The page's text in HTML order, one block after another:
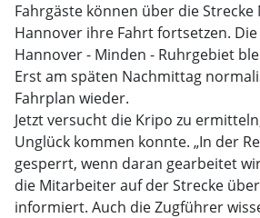
Fahrgäste können über die Strecke
Hannover ihre Fahrt fortsetzen.
Hannover - Minden - Ruhrgebiet
Erst am späten Nachmittag
Fahrplan wieder.
Jetzt versucht die Kripo zu
Unglück kommen konnte. „In der
gesperrt, wenn daran gearbeitet
die Mitarbeiter auf der Strecke
informiert. Auch die Zugführer